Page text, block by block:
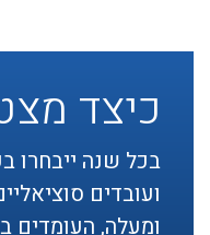
כיצד
ומעלה, העומדים